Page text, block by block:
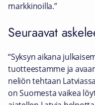
markkinoilla.”
Seuraavat
“Syksyn aikana
tuotteestamme ja
neliön tehtaan
on Suomesta vaikea